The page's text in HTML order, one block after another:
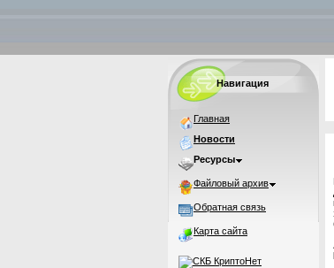
Навигация
Главная
Новости
Ресурсы
Файловый архив
Обратная связь
Карта сайта